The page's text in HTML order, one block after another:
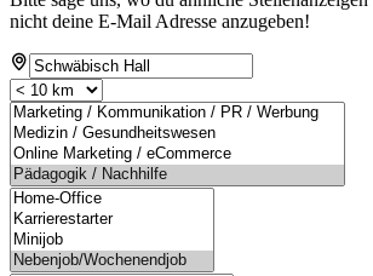
nicht deine E-Mail Adresse anzugeben!